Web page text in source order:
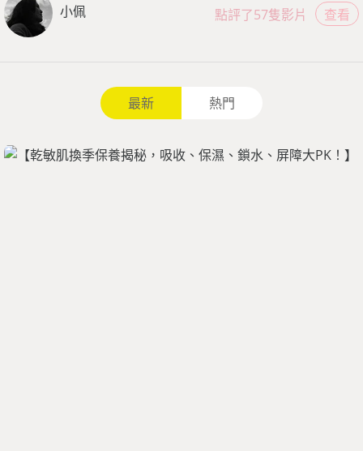
小佩 查看
點評了57隻影片
最新 熱門